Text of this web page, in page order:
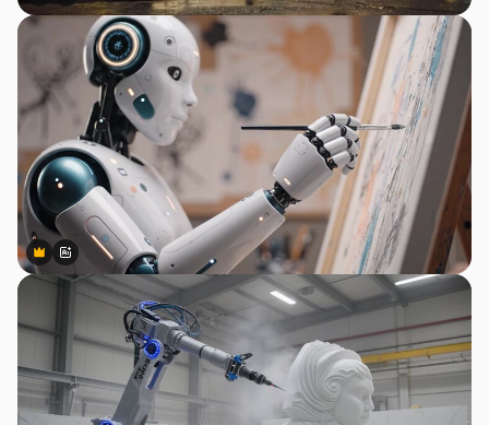
Premium
Premium
สร้างขึ้นโดย AI